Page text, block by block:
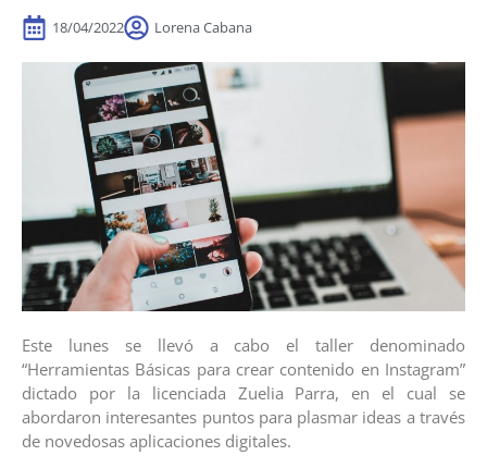
18/04/2022 Lorena Cabana
Este lunes se llevó a cabo el taller denominado
“Herramientas Básicas para crear contenido en Instagram”
dictado por la licenciada Zuelia Parra, en el cual se
abordaron interesantes puntos para plasmar ideas a través
de novedosas aplicaciones digitales.